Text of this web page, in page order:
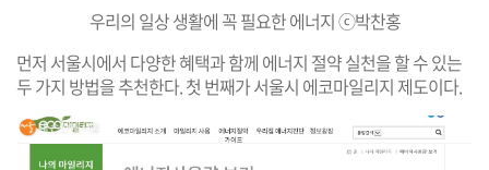
우리의 일상 생활에 꼭 필요한 에너지 ⓒ박찬홍
먼저 서울시에서 다양한 혜택과 함께 에너지 절약 실천을 할 수 있는
두 가지 방법을 추천한다. 첫 번째가 서울시 에코마일리지 제도이다.